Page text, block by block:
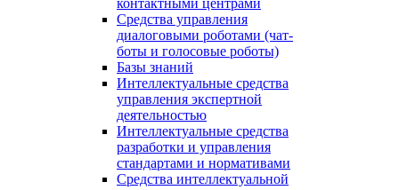
Средства управления
диалоговыми роботами (чат-
боты и голосовые роботы)
Базы знаний
Интеллектуальные средства
управления экспертной
деятельностью
Интеллектуальные средства
разработки и управления
стандартами и нормативами
Средства интеллектуальной